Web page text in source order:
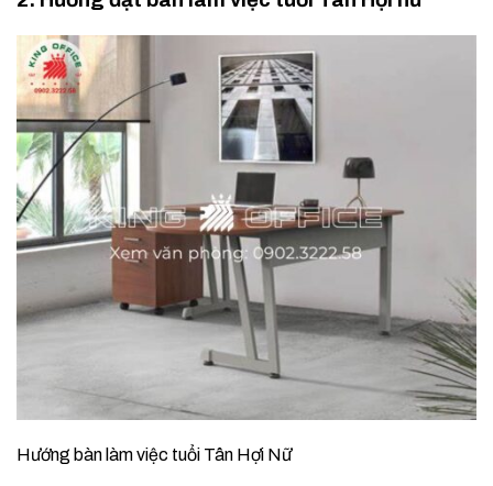
Hướng bàn làm việc tuổi Tân Hợi Nữ